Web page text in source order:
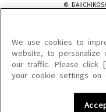
©
このサイトに掲載されている一
を問わず、著作権法の定める範
を禁じます。
楽曲及びコンテンツは、機種に
楽曲及びコンテンツの配信日、配
We use cookies to
website, to personalize
our traffic. Please click
your cookie settings on